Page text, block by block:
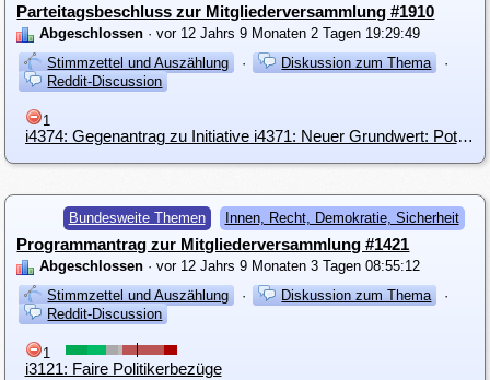
Parteitagsbeschluss zur Mitgliederversammlung #1910
Abgeschlossen · vor 12 Jahrs 9 Monaten 2 Tagen 19:29:49
Stimmzettel und Auszählung
· Diskussion zum Thema
·
Reddit-Discussion
1
i4374: Gegenantrag zu Initiative i4371: Neuer Grundwert: Potenzial
Bundesweite Themen Innen, Recht, Demokratie, Sicherheit
Programmantrag zur Mitgliederversammlung #1421
Abgeschlossen · vor 12 Jahrs 9 Monaten 3 Tagen 08:55:12
Stimmzettel und Auszählung
· Diskussion zum Thema
·
Reddit-Discussion
1
i3121: Faire Politikerbezüge